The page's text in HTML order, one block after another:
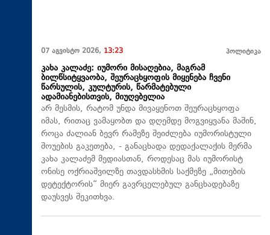
07 აგვისტო 2026, 13:23 პოლიტიკა
კახა კალაძე: იუმორი მისაღებია, მაგრამ
ბილწსიტყვაობა, შეურაცხყოფის მიყენება ჩვენი
წარსულის, კულტურის, წარმატებული
ადამიანებისთვის, მიუღებელია
არ მესმის, რატომ უნდა მივაყენოთ შეურაცხყოფა
იმას, რითაც ვამაყობთ და დღემდე მოგვიყვანა მაშინ,
როცა ძალიან ბევრ რამეზე შეიძლება იუმორისტული
შოუების გაკეთება, - განაცხადა დედაქალაქის მერმა
კახა კალაძემ მედიასთან, როდესაც მას იუმორისტ
ონისე ოქრიაშვილზე თავდასხმის საქმეზე „მითების
დეტექტორის“ მიერ გავრცელებულ განცხადებაზე
დაუსვეს შეკითხვა.